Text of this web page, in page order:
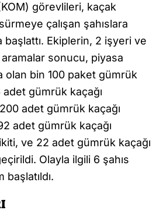
görevlileri, kaçak
çalışan şahıslara
başlattı. Ekiplerin, 2 işyeri ve
aramalar sonucu, piyasa
olan bin 100 paket gümrük
adet gümrük kaçağı
adet gümrük kaçağı
adet gümrük kaçağı
ve 22 adet gümrük kaçağı
Olayla ilgili 6 şahıs
başlatıldı.